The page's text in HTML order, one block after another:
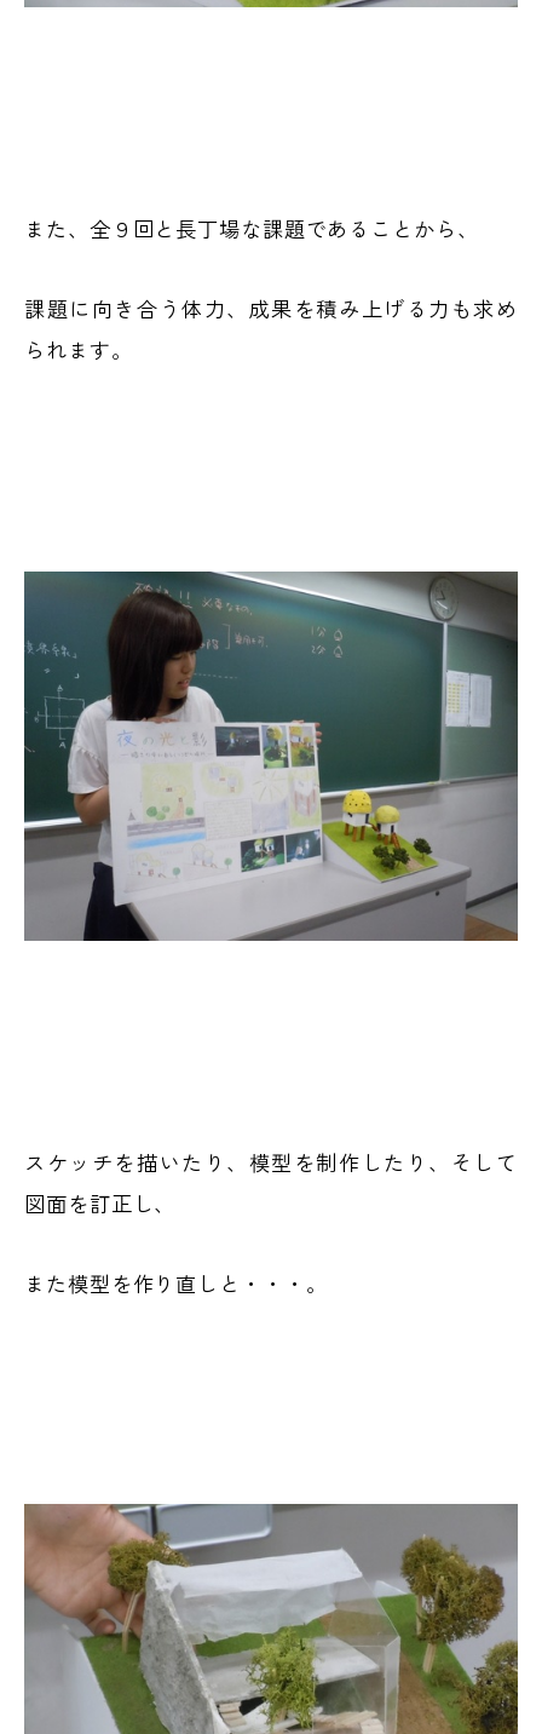
また、全９回と長丁場な課題であることから、
課題に向き合う体力、成果を積み上げる力も求め
られます。
スケッチを描いたり、模型を制作したり、そして
図面を訂正し、
また模型を作り直しと・・・。